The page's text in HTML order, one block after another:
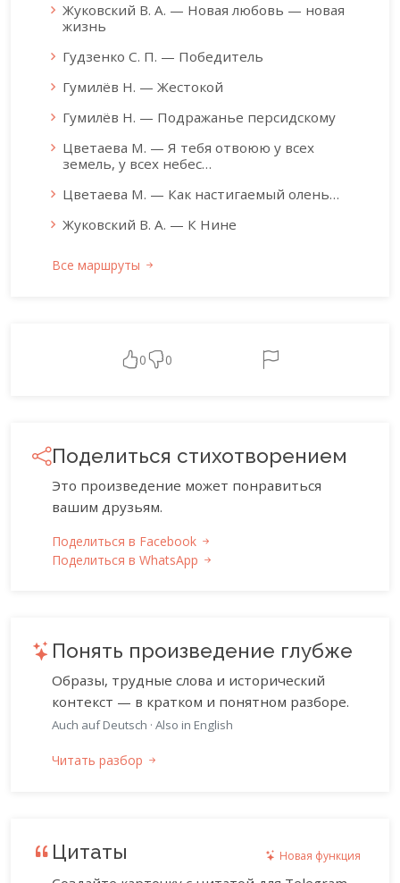
Жуковский В. А. — Новая любовь — новая
жизнь
Гудзенко С. П. — Победитель
Гумилёв Н. — Жестокой
Гумилёв Н. — Подражанье персидскому
Цветаева М. — Я тебя отвоюю у всех
земель, у всех небес…
Цветаева М. — Как настигаемый олень…
Жуковский В. А. — К Нине
Все маршруты
0 0
Поделиться стихотворением
Это произведение может понравиться
вашим друзьям.
Поделиться в Facebook
Поделиться в WhatsApp
Понять произведение глубже
Образы, трудные слова и исторический
контекст — в кратком и понятном разборе.
Auch auf Deutsch · Also in English
Читать разбор
Цитаты Новая функция